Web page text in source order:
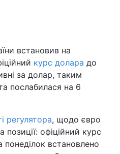
Війна
Політика
Наука
Лайт
встановив на
курс долара до
за долар, таким
послабилася на 6
регулятора, щодо євро
офіційний курс
встановлено